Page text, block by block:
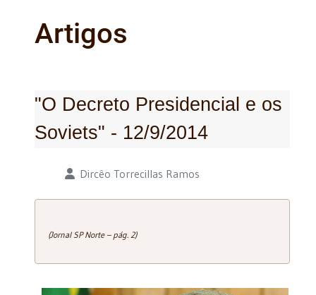
Artigos
"O Decreto Presidencial e os
Soviets" - 12/9/2014
Detalhes Dircêo Torrecillas Ramos
(Jornal SP Norte – pág. 2)